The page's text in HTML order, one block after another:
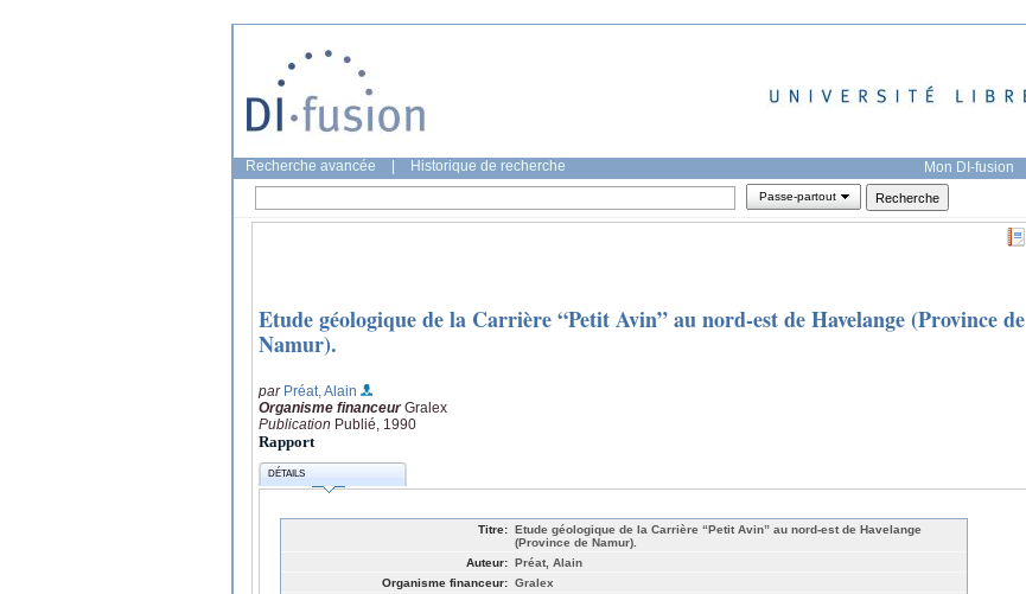
Recherche avancée Historique de recherche Mon DI-fusion
Passe-partout
Etude géologique de la Carrière “Petit Avin” au nord-est de Havelange (Province de
Namur).
par Préat, Alain
Organisme financeur Gralex
Publication Publié, 1990
Rapport
DÉTAILS
Titre: Etude géologique de la Carrière “Petit Avin” au nord-est de Havelange
(Province de Namur).
Auteur: Préat, Alain
Organisme financeur: Gralex